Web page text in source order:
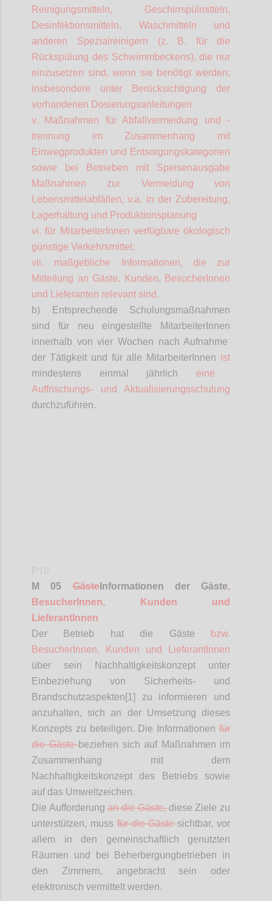
Reinigungsmitteln, Geschirrspülmitteln,
Desinfektionsmitteln, Waschmitteln und
anderen Spezialreinigern (z. B. für die
Rückspülung des Schwimmbeckens), die nur
einzusetzen sind, wenn sie benötigt werden;
insbesondere unter Berücksichtigung der
vorhandenen Dosierungsanleitungen
v. Maßnahmen für Abfallvermeidung und -
trennung im Zusammenhang mit
Einwegprodukten und Entsorgungskategorien
sowie bei Betrieben mit Speisenausgabe
Maßnahmen zur Vermeidung von
Lebensmittelabfällen, v.a. in der Zubereitung,
Lagerhaltung und Produktionsplanung
vi. für MitarbeiterInnen verfügbare ökologisch
günstige Verkehrsmittel;
vii. maßgebliche Informationen, die zur
Mitteilung an Gäste, Kunden, BesucherInnen
und Lieferanten relevant sind.
b) Entsprechende Schulungsmaßnahmen
sind für neu eingestellte
MitarbeiterInnen
innerhalb von vier Wochen nach Aufnahme
der Tätigkeit und für alle MitarbeiterInnen ist
mindestens einmal jährlich eine
Auffrischungs- und Aktualisierungsschulung
durchzuführen.
M 05GästeInformationen der Gäste,
BesucherInnen, Kunden und
LieferantInnen
Der Betrieb hat die Gäste
bzw.
BesucherInnen, Kunden und
LieferantInnen
über sein Nachhaltigkeitskonzept unter
Einbeziehung von Sicherheits- und
Brandschutzaspekten[1] zu informieren und
anzuhalten, sich an der Umsetzung dieses
Konzepts zu beteiligen. Die Informationen für
die Gästebeziehen sich auf Maßnahmen im
Zusammenhang mit dem
Nachhaltigkeitskonzept des Betriebs sowie
auf das Umweltzeichen.
Die Aufforderungan die Gäste,diese Ziele zu
unterstützen, muss für die Gästesichtbar, vor
allem in den gemeinschaftlich genutzten
Räumen und bei
Beherbergungbetrieben in
den Zimmern, angebracht sein oder
elektronisch vermittelt werden.